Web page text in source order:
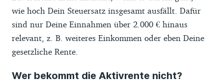
wie hoch Dein Steuersatz insgesamt ausfällt. Dafür
sind nur Deine Einnahmen über 2.000 € hinaus
relevant, z. B. weiteres Einkommen oder eben Deine
gesetzliche Rente.
Wer bekommt die Aktivrente nicht?